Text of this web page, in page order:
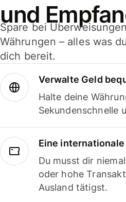
und
Spare bei
Währungen – alles was
dich bereit.
Verwalte Geld
Halte deine
Sekundenschnelle
Eine
Du musst dir
oder hohe
Ausland tätigst.